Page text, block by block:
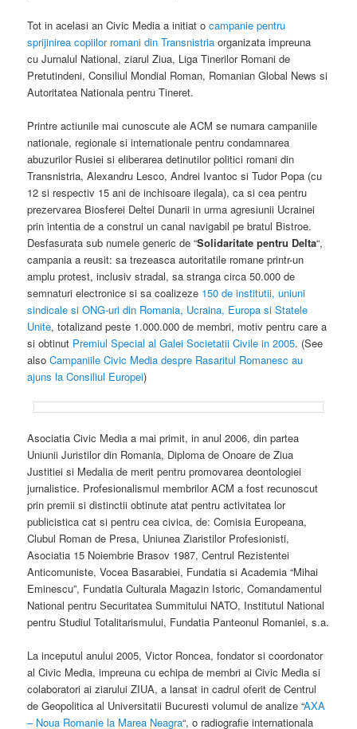
Tot in acelasi an Civic Media a initiat ocampanie pentru
sprijinirea copiilor romani din Transnistria organizata impreuna
cu Jurnalul National, ziarul Ziua, Liga Tinerilor Romani de
Pretutindeni, Consiliul Mondial Roman, Romanian Global News si
Autoritatea Nationala pentru Tineret.
Printre actiunile mai cunoscute ale ACM se numara campaniile
nationale, regionale si internationale pentru condamnarea
abuzurilor Rusiei si eliberarea detinutilor politici romani din
Transnistria, Alexandru Lesco, Andrei Ivantoc si Tudor Popa (cu
12 si respectiv 15 ani de inchisoare ilegala), ca si cea pentru
prezervarea Biosferei Deltei Dunarii in urma agresiunii Ucrainei
prin intentia de a construi un canal navigabil pe bratul Bistroe.
Desfasurata sub numele generic de “Solidaritate pentru Delta“,
campania a reusit: sa trezeasca autoritatile romane printr-un
amplu protest, inclusiv stradal, sa stranga circa 50.000 de
semnaturi electronice si sa coalizeze 150 de institutii, uniuni
sindicale si ONG-uri din Romania, Ucraina, Europa si Statele
Unite, totalizand peste 1.000.000 de membri, motiv pentru care a
si obtinut Premiul Special al Galei Societatii Civile in 2005. (See
alsoCampaniile Civic Media despre Rasaritul Romanesc au
ajuns la Consiliul Europei)
Asociatia Civic Media a mai primit, in anul 2006, din partea
Uniunii Juristilor din Romania, Diploma de Onoare de Ziua
Justitiei si Medalia de merit pentru promovarea deontologiei
jurnalistice. Profesionalismul membrilor ACM a fost recunoscut
prin premii si distinctii obtinute atat pentru activitatea lor
publicistica cat si pentru cea civica, de: Comisia Europeana,
Clubul Roman de Presa, Uniunea Ziaristilor Profesionisti,
Asociatia 15 Noiembrie Brasov 1987, Centrul Rezistentei
Anticomuniste, Vocea Basarabiei, Fundatia si Academia “Mihai
Eminescu”, Fundatia Culturala Magazin Istoric, Comandamentul
National pentru Securitatea Summitului NATO, Institutul National
pentru Studiul Totalitarismului, Fundatia Panteonul Romaniei, s.a.
La inceputul anului 2005, Victor Roncea, fondator si coordonator
al Civic Media, impreuna cu echipa de membri ai Civic Media si
colaboratori ai ziarului ZIUA, a lansat in cadrul oferit de Centrul
de Geopolitica al Universitatii Bucuresti volumul de analize “AXA
– Noua Romanie la Marea Neagra“, o radiografie internationala